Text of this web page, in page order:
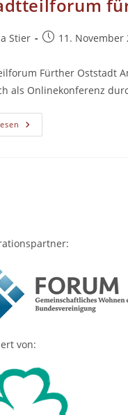
Stier
Beitrag11. November
Fürther Oststadt
als Onlinekonferenz
1.
Stadtteilforum
von: